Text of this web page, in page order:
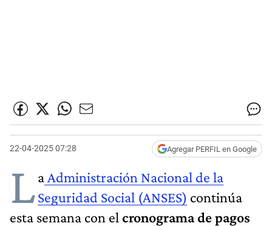
22-04-2025 07:28 Agregar PERFIL en Google
La Administración Nacional de la
Seguridad Social (ANSES) continúa
esta semana con el cronograma de pagos